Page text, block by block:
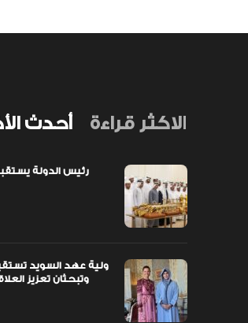
أحدث الاكثر قراءة
ولية عهد السويد